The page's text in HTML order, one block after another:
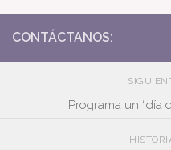
CONTÁCTANOS:
Programa un “día